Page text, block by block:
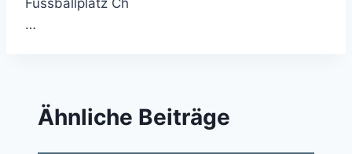
…
Ähnliche Beiträge